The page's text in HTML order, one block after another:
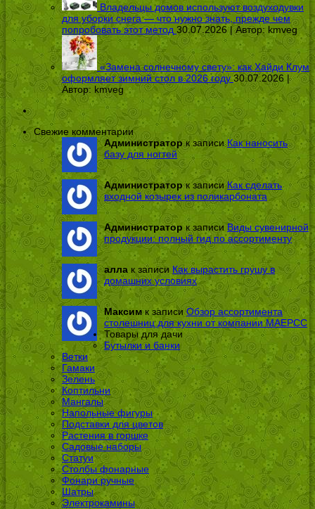
Владельцы домов используют воздуходувки
для уборки снега — что нужно знать, прежде чем
попробовать этот метод 30.07.2026 | Автор: kmveg
«Замена солнечному свету»: как Хайди Клум
оформляет зимний стол в 2026 году 30.07.2026 |
Автор: kmveg
Свежие комментарии
Администраторк записиКак наносить
базу для ногтей
Администраторк записиКак сделать
входной козырек из поликарбоната
Администратор к записиВиды сувенирной
продукции: полный гид по ассортименту
алла к записи Как вырастить грушу в
домашних условиях
Максимк записиОбзор ассортимента
столешниц для кухни от компании МАЕРСС
Товары для дачи
Бутылки и банки
Ветки
Гамаки
Зелень
Коптильни
Мангалы
Напольные фигуры
Подставки для цветов
Растения в горшке
Садовые наборы
Статуи
Столбы фонарные
Фонари ручные
Шатры
Электрокамины